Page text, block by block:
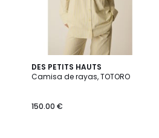
DES PETITS HAUTS
Camisa de rayas, TOTORO
150.00 €